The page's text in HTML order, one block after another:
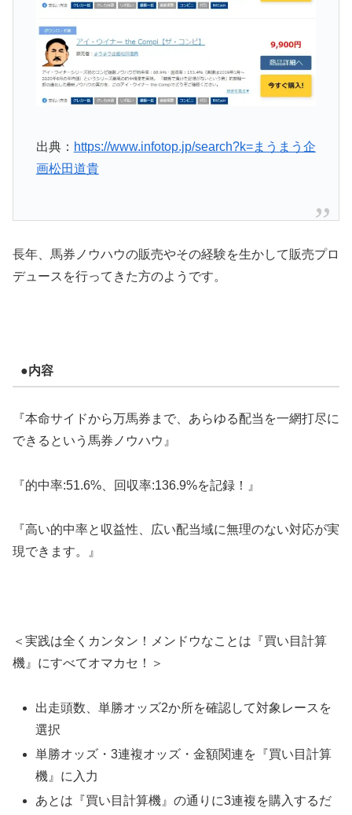
出典： https://www.infotop.jp/search?k=まうまう企
画松田道貴
長年、馬券ノウハウの販売やその経験を生かして販売プロ
デュースを行ってきた方のようです。
●内容
『本命サイドから万馬券まで、あらゆる配当を一網打尽に
できるという馬券ノウハウ』
『的中率:51.6%、回収率:136.9%を記録！』
『高い的中率と収益性、広い配当域に無理のない対応が実
現できます。』
＜実践は全くカンタン！メンドウなことは『買い目計算
機』にすべてオマカセ！＞
出走頭数、単勝オッズ2か所を確認して対象レースを
選択
単勝オッズ・3連複オッズ・金額関連を『買い目計算
機』に入力
あとは『買い目計算機』の通りに3連複を購入するだ